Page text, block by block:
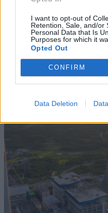
I want to opt-out of
Retention, Sale, and/or
Personal Data that Is
Purposes for which it
Opted Out
CONFIRM
Data Deletion
Elképesztő
mekkora a
kiszáradó Duna